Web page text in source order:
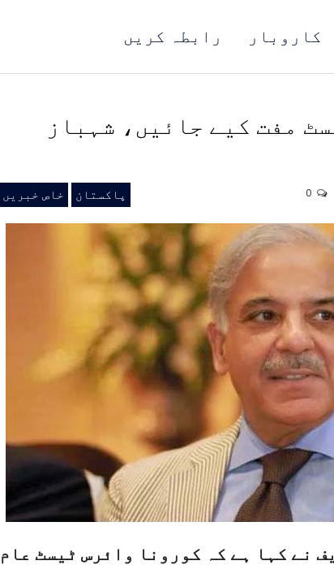
رابطہ کریں کاروبار
مفت کیے جائیں، شہباز
پاکستان خاص خبریں
نے کہا ہے کہ کورونا وائرس ٹیسٹ عام